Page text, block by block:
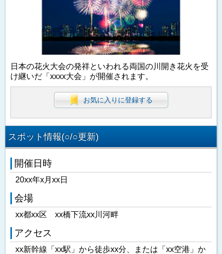
日本の花火大会の発祥といわれる両国の川開き花火を受
け継いだ「xxxx大会」が開催されます。
お気に入りに登録する
スポット情報(○/○更新)
開催日時
20xx年x月xx日
会場
xx都xx区 xx橋下流xx川河畔
アクセス
xx新幹線「xx駅」から徒歩xx分、または「xx空港」か